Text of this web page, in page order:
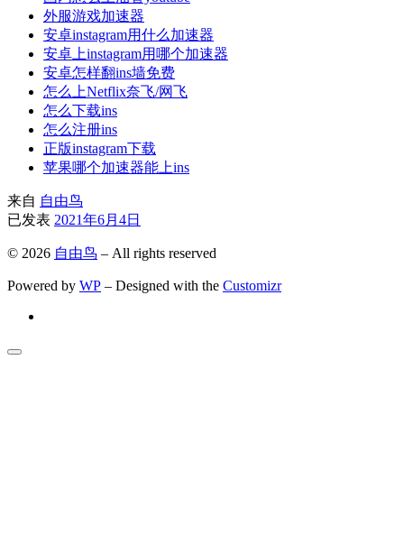
外服游戏加速器
安卓instagram用什么加速器
安卓上instagram用哪个加速器
安卓怎样翻ins墙免费
怎么上Netflix奈飞/网飞
怎么下载ins
怎么注册ins
正版instagram下载
苹果哪个加速器能上ins
来自 自由鸟
已发表 2021年6月4日
© 2026 自由鸟 – All rights reserved
Powered by WP – Designed with the Customizr